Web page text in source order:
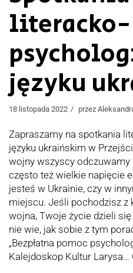
literacko-
języku
18 listopada 2022 przez
Zapraszamy na spotkania
języku ukraińskim w
wojny wszyscy
często też wielkie napięcie
jesteś w Ukrainie, czy w
miejscu. Jeśli pochodzisz z
wojna, Twoje życie dzieli się
nie wie, jak sobie z tym
„Bezpłatna pomoc
Kalejdoskop Kultur Larysa…